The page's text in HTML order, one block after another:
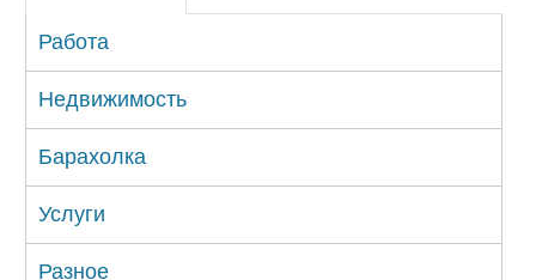
Работа
Недвижимость
Барахолка
Услуги
Разное